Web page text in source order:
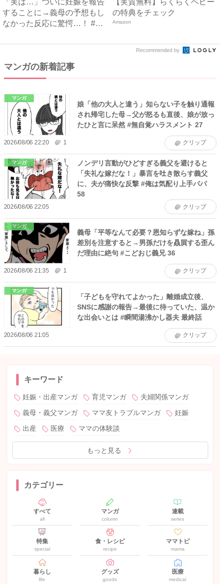
「実は…」ついに妊娠を報告
することに→義母の予想もし
なかった反応に驚愕…！ #
【実質無料】らくらくベビー
の特典をチェック
Amazon
Recommended by
マンガの新着記事
マンガ
娘「他の大人と違う」知らない子を触り通報
され帰宅した母→父が怒るも直後、娘が放っ
たひと言に呆然 #無自覚ハラスメント 27
2026/08/06 22:20 1 クリップ
マンガ
ノンデリ言動がひどすぎる義父を避けると
「失礼な嫁だな！」暴言を吐き散らす義父
に、夫が痛快な反撃 #俺は気配り上手パパ
58
2026/08/06 22:05 クリップ
マンガ
義母「平等なんて必要？恩知らずな嫁ね」孫
差別を注意すると→男孫だけを贔屓する歪ん
だ理由に絶句 #こどおじ義兄 36
2026/08/06 21:35 1 クリップ
マンガ
「子どもを守れてよかった」離婚成立後、
SNSに感謝の報告→最後に待っていた、温か
な出会いとは #瞬間湯沸かし器夫 最終話
2026/08/06 21:05 クリップ
キーワード
妊娠・出産マンガ 育児マンガ
夫婦関係マンガ
義母・義父マンガ
ママ友トラブルマンガ
妊娠
出産
医療 ママの体験談
もっと見る
カテゴリー
すべて
all
マンガ
column
連載
series
特集
special
食・レシピ
recipe
ママトピ
mama
暮らし
life
グッズ
goods
医療
medical